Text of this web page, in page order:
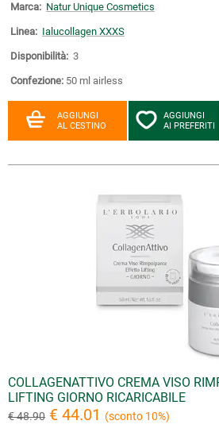
Marca: Natur Unique Cosmetics
Linea: Ialucollagen XXXS
Disponibilità: 3
Confezione: 50 ml airless
AGGIUNGI
AL CESTINO
AGGIUNGI
AI PREFERITI
COLLAGENATTIVO CREMA VISO
LIFTING GIORNO RICARICABILE
€ 48.90 € 44.01 (sconto 10%)